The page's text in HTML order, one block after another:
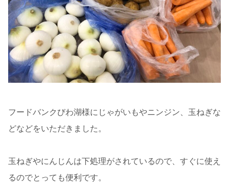
フードバンクびわ湖様にじゃがいもやニンジン、玉ねぎな
どなどをいただきました。
玉ねぎやにんじんは下処理がされているので、すぐに使え
るのでとっても便利です。